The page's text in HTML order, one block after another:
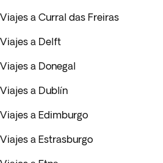
Viajes a Curral das Freiras
Viajes a Delft
Viajes a Donegal
Viajes a Dublín
Viajes a Edimburgo
Viajes a Estrasburgo